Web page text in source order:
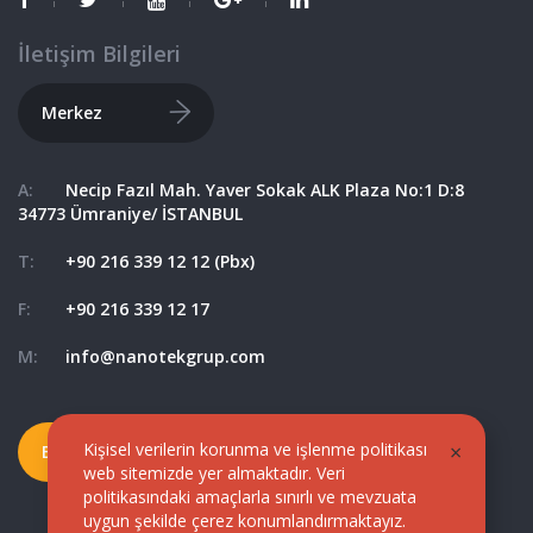
İletişim Bilgileri
Merkez
A:
Necip Fazıl Mah. Yaver Sokak ALK Plaza No:1 D:8
34773 Ümraniye/ İSTANBUL
T: +90 216 339 12 12 (Pbx)
F: +90 216 339 12 17
M: info@nanotekgrup.com
Bize Ulaşın Haritada gör
Kişisel verilerin korunma ve işlenme politikası
web sitemizde yer almaktadır. Veri
politikasındaki amaçlarla sınırlı ve mevzuata
uygun şekilde çerez konumlandırmaktayız.
×